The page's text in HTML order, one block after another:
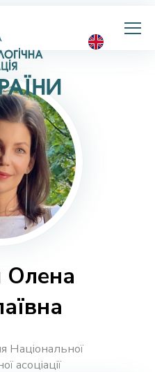
Національна
психологічна
Олена
Національної
асоціації